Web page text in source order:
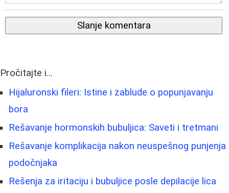
Slanje komentara
Pročitajte i...
Hijaluronski fileri: Istine i zablude o popunjavanju
bora
Rešavanje hormonskih bubuljica: Saveti i tretmani
Rešavanje komplikacija nakon neuspešnog punjenja
podočnjaka
Rešenja za iritaciju i bubuljice posle depilacije lica